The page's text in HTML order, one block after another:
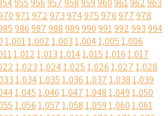
955956957958959960961962963
971972973974975976977978
986987988989990991992993994
1,0011,0021,0031,0041,0051,006
1,0121,0131,0141,0151,0161,017
1,0231,0241,0251,0261,0271,028
1,0341,0351,0361,0371,0381,039
1,0451,0461,0471,0481,0491,050
1,0561,0571,0581,0591,0601,061